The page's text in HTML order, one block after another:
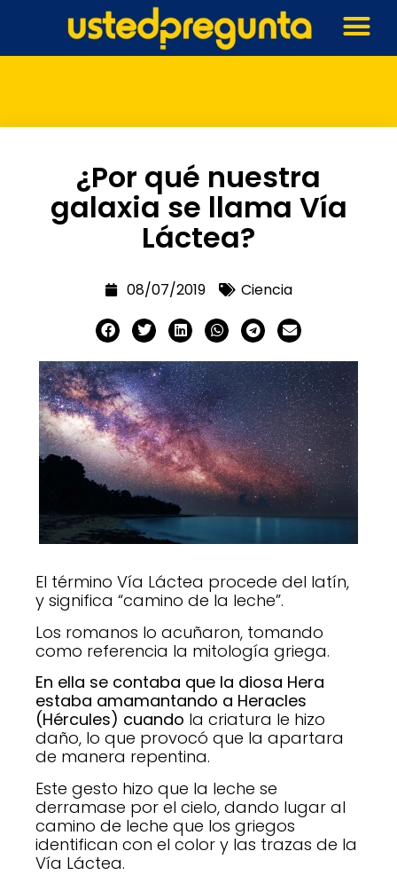
¿Por qué nuestra
galaxia se llama Vía
Láctea?
08/07/2019 Ciencia
El término Vía Láctea procede del latín,
y significa “camino de la leche”.
Los romanos lo acuñaron, tomando
como referencia la mitología griega.
En ella se contaba que la diosa Hera
estaba amamantando a Heracles
(Hércules) cuando la criatura le hizo
daño, lo que provocó que la apartara
de manera repentina.
Este gesto hizo que la leche se
derramase por el cielo, dando lugar al
camino de leche que los griegos
identifican con el color y las trazas de la
Vía Láctea.